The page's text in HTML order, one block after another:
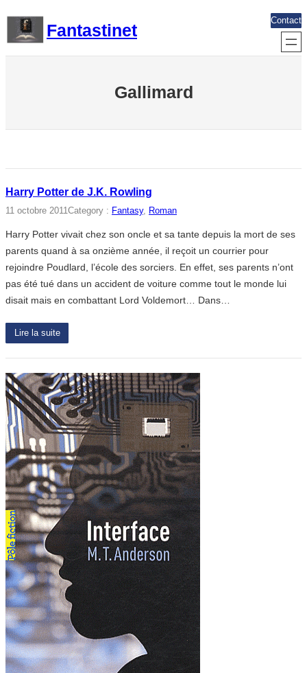
contenu
Fantastinet
Contact
Gallimard
Harry Potter de J.K. Rowling
11 octobre 2011Category : Fantasy, Roman
Harry Potter vivait chez son oncle et sa tante depuis la mort de ses
parents quand à sa onzième année, il reçoit un courrier pour
rejoindre Poudlard, l’école des sorciers. En effet, ses parents n’ont
pas été tué dans un accident de voiture comme tout le monde lui
disait mais en combattant Lord Voldemort… Dans…
Lire la suite